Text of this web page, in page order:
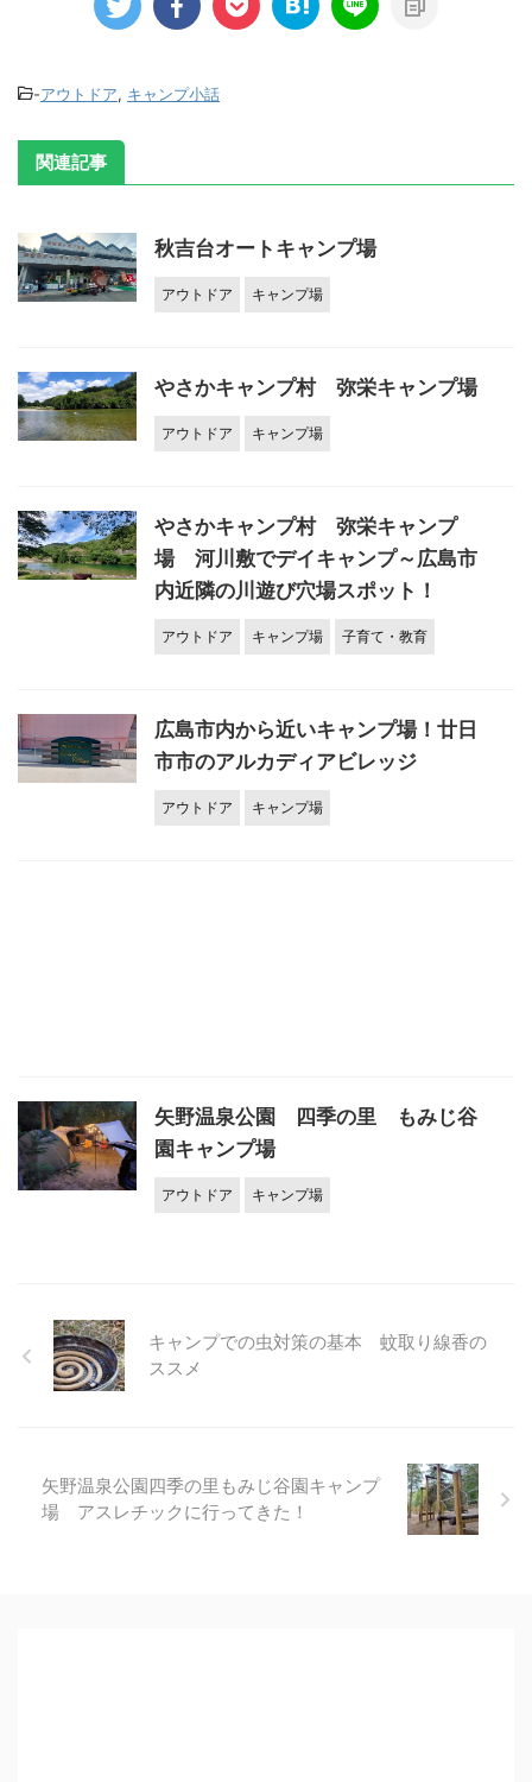
-アウトドア, キャンプ小話
関連記事
秋吉台オートキャンプ場
アウトドア キャンプ場
やさかキャンプ村 弥栄キャンプ場
アウトドア キャンプ場
やさかキャンプ村 弥栄キャンプ
場 河川敷でデイキャンプ～広島市
内近隣の川遊び穴場スポット！
アウトドア キャンプ場 子育て・教育
広島市内から近いキャンプ場！廿日
市市のアルカディアビレッジ
アウトドア キャンプ場
矢野温泉公園 四季の里 もみじ谷
園キャンプ場
アウトドア キャンプ場
キャンプでの虫対策の基本 蚊取り線香の
ススメ
矢野温泉公園四季の里もみじ谷園キャンプ
場 アスレチックに行ってきた！